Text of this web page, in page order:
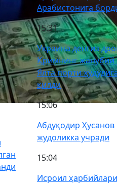
Арабистонига
15:31
Украина денгиз
Қримнинг жанубий
Ялта порти
қилди
15:06
Абдуқодир Ҳусанов
жудоликка учради
15:04
Исроил